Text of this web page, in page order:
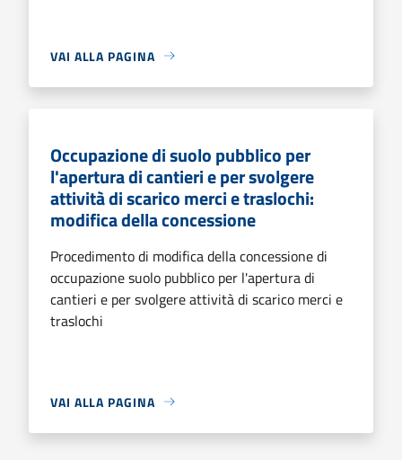
VAI ALLA PAGINA
Occupazione di suolo pubblico per
l'apertura di cantieri e per svolgere
attività di scarico merci e traslochi:
modifica della concessione
Procedimento di modifica della concessione di
occupazione suolo pubblico per l'apertura di
cantieri e per svolgere attività di scarico merci e
traslochi
VAI ALLA PAGINA